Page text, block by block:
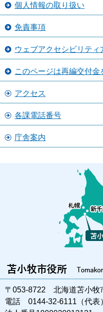
個人情報の取り扱い
免責事項
ウェブアクセシビリティ
このページは再編交付
アクセス
各課電話番号
庁舎案内
〒053-8722 北海道苫小牧
電話 0144-32-6111（代表